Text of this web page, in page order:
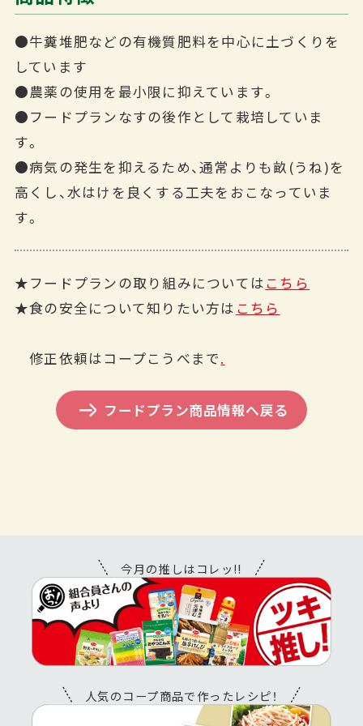
●牛糞堆肥などの有機質肥料を中心に土づくりを
しています
●農薬の使用を最小限に抑えています。
●フードプランなすの後作として栽培していま
す。
●病気の発生を抑えるため、通常よりも畝(うね)を
高くし、水はけを良くする工夫をおこなっていま
す。
★フードプランの取り組みについては こちら
★食の安全について知りたい方は こちら
修正依頼はコープこうべまで.
フードプラン商品情報へ戻る
人気のコープ商品で作ったレシピ！
今月の推しはコレッ!!